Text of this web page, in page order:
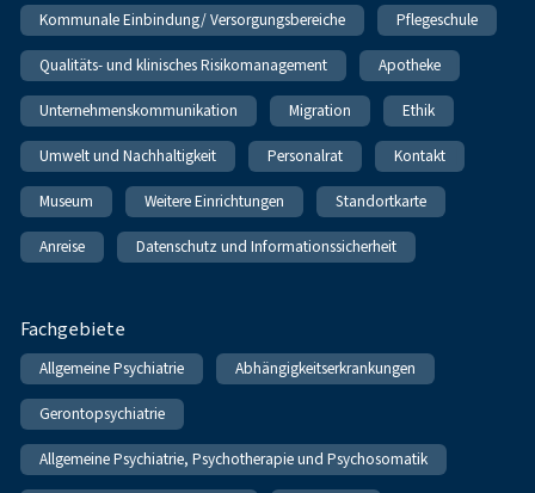
Kommunale Einbindung/ Versorgungsbereiche Pflegeschule
Qualitäts- und klinisches Risikomanagement Apotheke
Unternehmenskommunikation Migration Ethik
Umwelt und Nachhaltigkeit Personalrat Kontakt
Museum Weitere Einrichtungen Standortkarte
Anreise Datenschutz und Informationssicherheit
Fachgebiete
Allgemeine Psychiatrie Abhängigkeitserkrankungen
Gerontopsychiatrie
Allgemeine Psychiatrie, Psychotherapie und Psychosomatik